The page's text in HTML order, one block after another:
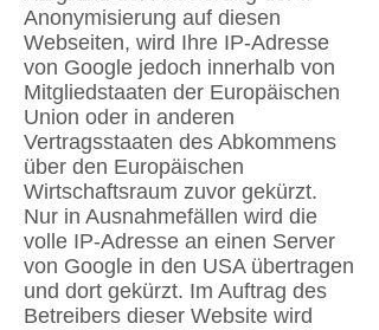
Anonymisierung auf diesen
Webseiten, wird Ihre IP-Adresse
von Google jedoch innerhalb von
Mitgliedstaaten der Europäischen
Union oder in anderen
Vertragsstaaten des Abkommens
über den Europäischen
Wirtschaftsraum zuvor gekürzt.
Nur in Ausnahmefällen wird die
volle IP-Adresse an einen Server
von Google in den USA übertragen
und dort gekürzt. Im Auftrag des
Betreibers dieser Website wird